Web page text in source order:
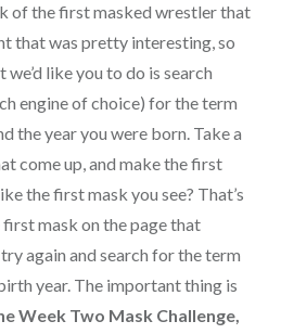
of the first masked wrestler that
that was pretty interesting, so
like you to do is search
engine of choice) for the term
the year you were born. Take a
come up, and make the first
the first mask you see? That’s
mask on the page that
again and search for the term
year. The important thing is
Week Two Mask Challenge,